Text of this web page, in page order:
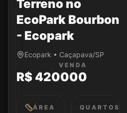
Terreno no
EcoPark Bourbon
- Ecopark
Ecopark • Caçapava/SP
VENDA
R$ 420000
ÁREA QUARTOS